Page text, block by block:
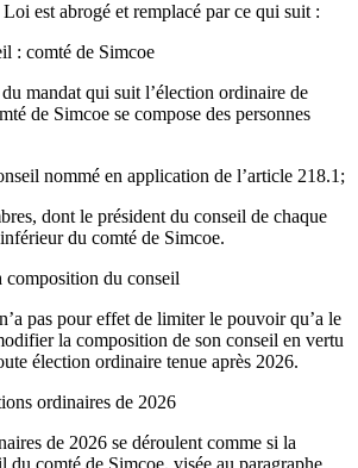
est abrogé et remplacé par ce qui suit :
: comté de Simcoe
mandat qui suit l’élection ordinaire de
de Simcoe se compose des personnes
nommé en application de l’article 218.1;
dont le président du conseil de chaque
du comté de Simcoe.
du conseil
pas pour effet de limiter le pouvoir qu’a le
la composition de son conseil en vertu
élection ordinaire tenue après 2026.
ordinaires de 2026
de 2026 se déroulent comme si la